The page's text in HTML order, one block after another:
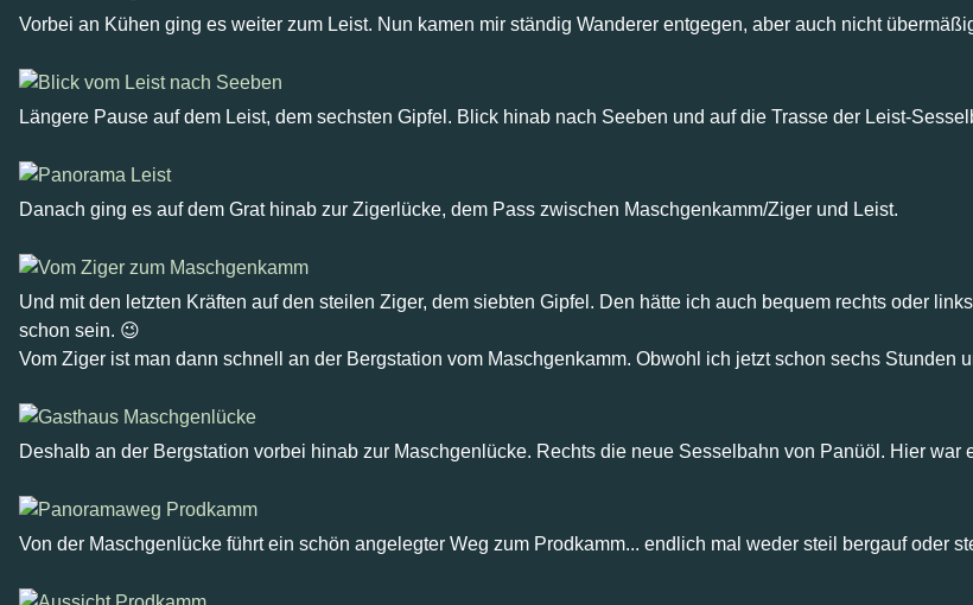
Vorbei an Kühen ging es weiter zum Leist. Nun kamen mir ständig Wanderer entgegen, aber auch nicht
Längere Pause auf dem Leist, dem sechsten Gipfel. Blick hinab nach Seeben und auf die Trasse der Leist-
Danach ging es auf dem Grat hinab zur Zigerlücke, dem Pass zwischen Maschgenkamm/Ziger und Leist.
Und mit den letzten Kräften auf den steilen Ziger, dem siebten Gipfel. Den hätte ich auch bequem rechts oder
schon sein. 😉
Vom Ziger ist man dann schnell an der Bergstation vom Maschgenkamm. Obwohl ich jetzt schon sechs
Deshalb an der Bergstation vorbei hinab zur Maschgenlücke. Rechts die neue Sesselbahn von Panüöl. Hier war
Von der Maschgenlücke führt ein schön angelegter Weg zum Prodkamm... endlich mal weder steil bergauf oder